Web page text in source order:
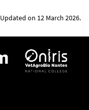
Updated on 12 March 2026.